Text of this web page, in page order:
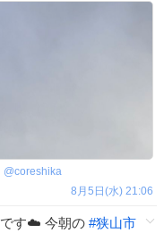
@coreshika
8月5日(水) 21:06
です☁️ 今朝の #狭山市